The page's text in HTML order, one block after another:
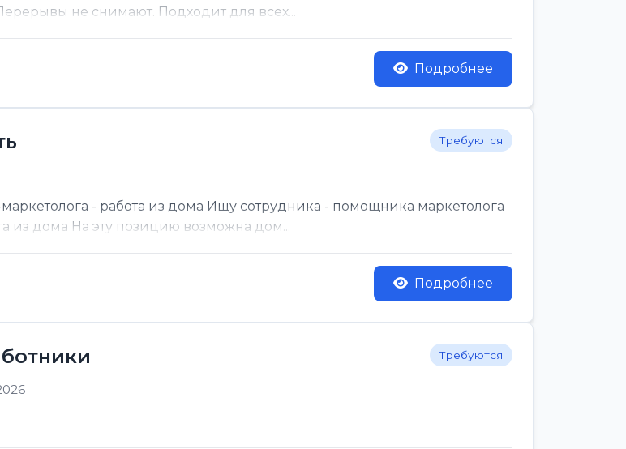
не снимают. Подходит для всех...
Подробнее
Требуются
- работа из дома Ищу сотрудника - помощника маркетолога
из дома На эту позицию возможна дом...
Подробнее
Требуются